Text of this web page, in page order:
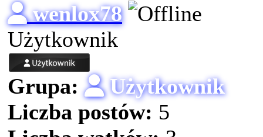
wenlox78
Użytkownik
Grupa:
Użytkownik
Liczba postów: 5